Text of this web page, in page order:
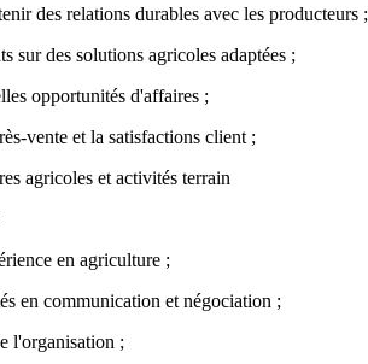
des relations durables avec les producteurs ;
sur des solutions agricoles adaptées ;
opportunités d'affaires ;
vente et la satisfactions client ;
agricoles et activités terrain
en agriculture ;
en communication et négociation ;
l'organisation ;